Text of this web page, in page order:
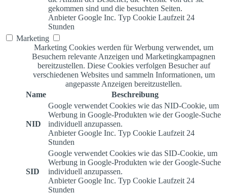
gekommen sind und die besuchten Seiten.
Anbieter Google Inc. Typ Cookie Laufzeit 24
Stunden
Marketing
Marketing Cookies werden für Werbung verwendet, um
Besuchern relevante Anzeigen und Marketingkampagnen
bereitzustellen. Diese Cookies verfolgen Besucher auf
verschiedenen Websites und sammeln Informationen, um
angepasste Anzeigen bereitzustellen.
Name
Beschreibung
NID
Google verwendet Cookies wie das NID-Cookie, um
Werbung in Google-Produkten wie der Google-Suche
individuell anzupassen.
Anbieter Google Inc. Typ Cookie Laufzeit 24
Stunden
SID
Google verwendet Cookies wie das SID-Cookie, um
Werbung in Google-Produkten wie der Google-Suche
individuell anzupassen.
Anbieter Google Inc. Typ Cookie Laufzeit 24
Stunden